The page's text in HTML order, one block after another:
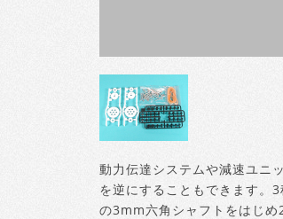
動力伝達システムや減速ユニ
を逆にすることもできます。
の3mm六角シャフトをはじ